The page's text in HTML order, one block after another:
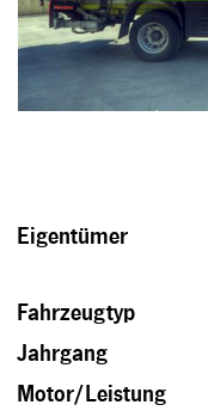
Eigentümer
Fahrzeugtyp
Jahrgang
Motor/Leistung